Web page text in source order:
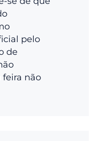
pelo
de
feira não